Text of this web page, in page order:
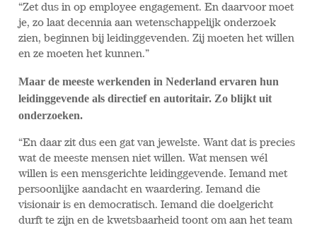
“Zet dus in op employee engagement. En daarvoor moet
je, zo laat decennia aan wetenschappelijk onderzoek
zien, beginnen bij leidinggevenden. Zij moeten het willen
en ze moeten het kunnen.”
Maar de meeste werkenden in Nederland ervaren hun
leidinggevende als directief en autoritair. Zo blijkt uit
onderzoeken.
“En daar zit dus een gat van jewelste. Want dat is precies
wat de meeste mensen niet willen. Wat mensen wél
willen is een mensgerichte leidinggevende. Iemand met
persoonlijke aandacht en waardering. Iemand die
visionair is en democratisch. Iemand die doelgericht
durft te zijn en de kwetsbaarheid toont om aan het team